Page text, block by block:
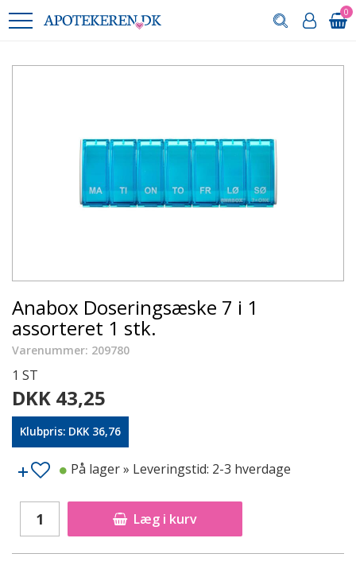
0
Anabox Doseringsæske 7 i 1
assorteret 1 stk.
Varenummer: 209780
1 ST
DKK 43,25
Klubpris: DKK 36,76
Læg i kurv
På lager» Leveringstid: 2-3 hverdage